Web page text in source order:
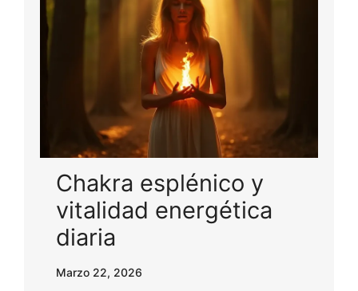
Chakra esplénico y
vitalidad energética
diaria
Marzo 22, 2026